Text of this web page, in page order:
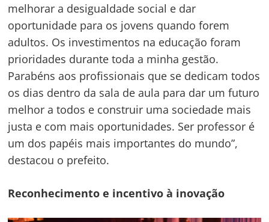
melhorar a desigualdade social e dar
oportunidade para os jovens quando forem
adultos. Os investimentos na educação foram
prioridades durante toda a minha gestão.
Parabéns aos profissionais que se dedicam todos
os dias dentro da sala de aula para dar um futuro
melhor a todos e construir uma sociedade mais
justa e com mais oportunidades. Ser professor é
um dos papéis mais importantes do mundo”,
destacou o prefeito.
Reconhecimento e incentivo à inovação